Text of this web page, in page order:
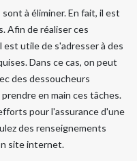
à éliminer. En fait, il est
Afin de réaliser ces
utile de s'adresser à des
Dans ce cas, on peut
des dessoucheurs
en main ces tâches.
pour l'assurance d'une
des renseignements
site internet.